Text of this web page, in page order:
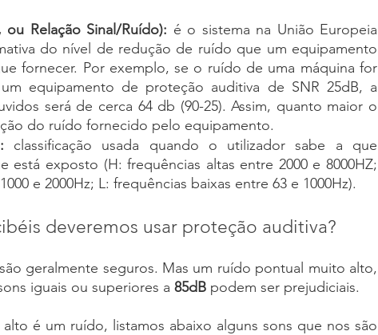
Relação Sinal/Ruído): é o sistema na União Europeia
do nível de redução de ruído que um equipamento
fornecer. Por exemplo, se o ruído de uma máquina for
equipamento de proteção auditiva de SNR 25dB, a
será de cerca 64 db (90-25). Assim, quanto maior o
do ruído fornecido pelo equipamento.
classificação usada quando o utilizador sabe a que
está exposto (H: frequências altas entre 2000 e 8000HZ;
e 2000Hz; L: frequências baixas entre 63 e 1000Hz).
deveremos usar proteção auditiva?
geralmente seguros. Mas um ruído pontual muito alto,
iguais ou superiores a 85dB podem ser prejudiciais.
é um ruído, listamos abaixo alguns sons que nos são